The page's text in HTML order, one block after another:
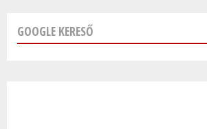
GOOGLE KERESŐ